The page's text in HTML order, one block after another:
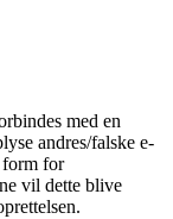
med en
andres/falske e-
form for
vil dette blive